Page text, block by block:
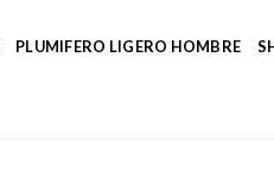
PLUMIFERO LIGERO HOMBRE